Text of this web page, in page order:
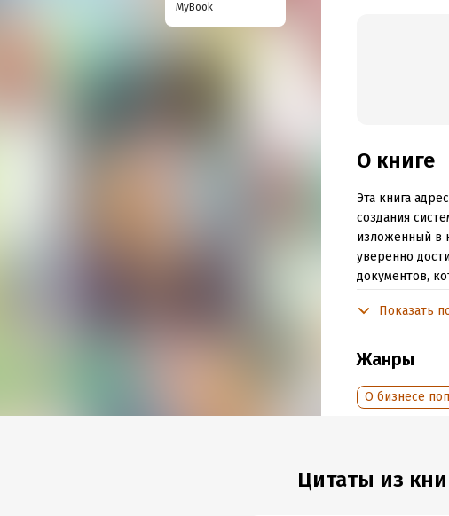
MyBook
О книге
Эта книга
создания
изложенный в
уверенно
документов,
Подробная
Год издания:
Показать
Жанры
О бизнесе
Цитаты из